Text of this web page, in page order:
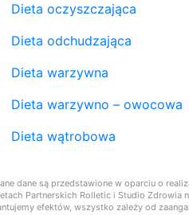
Dieta oczyszczająca
Dieta odchudzająca
Dieta warzywna
Dieta warzywno – owocowa
Dieta wątrobowa
dane są przedstawione w oparciu o
Partnerskich Rolletic i Studio Zdrowia
efektów, wszystko zależy od